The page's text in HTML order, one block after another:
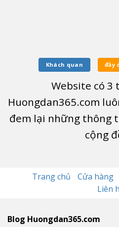
Khách quan đầy
Website có 3
Huongdan365.com
đem lại những thông
cộng
Trang chủ Cửa hàng
Liên
Blog Huongdan365.com